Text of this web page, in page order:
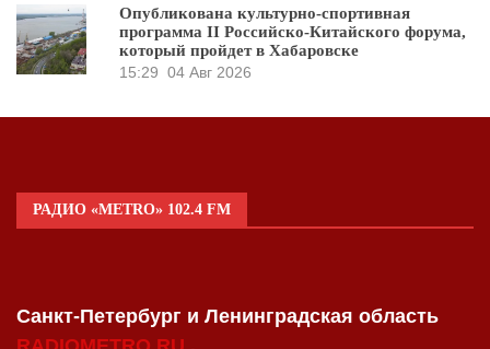
Опубликована культурно-спортивная
программа II Российско-Китайского форума,
который пройдет в Хабаровске
15:29 04 Авг 2026
РАДИО «METRO» 102.4 FM
Санкт-Петербург и Ленинградская область